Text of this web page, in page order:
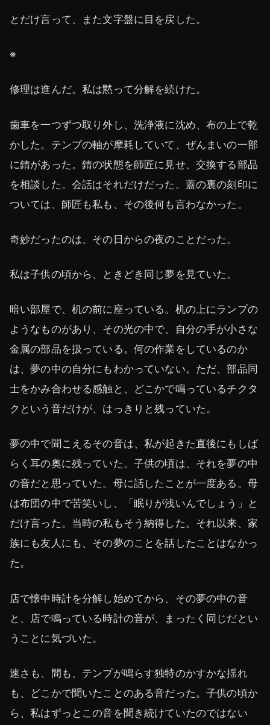
とだけ言って、また文字盤に目を戻した。
※
修理は進んだ。私は黙って分解を続けた。
歯車を一つずつ取り外し、洗浄液に沈め、布の上で乾
かした。テンプの軸が摩耗していて、ぜんまいの一部
に錆があった。錆の状態を師匠に見せ、交換する部品
を相談した。会話はそれだけだった。蓋の裏の刻印に
ついては、師匠も私も、その後何も言わなかった。
奇妙だったのは、その日からの夜のことだった。
私は子供の頃から、ときどき同じ夢を見ていた。
暗い部屋で、机の前に座っている。机の上にランプの
ようなものがあり、その光の中で、自分の手が小さな
金属の部品を扱っている。何の作業をしているのか
は、夢の中の自分にもわかっていない。ただ、部品同
士をかみ合わせる感触と、どこかで鳴っているチクタ
クという音だけが、はっきりと残っていた。
夢の中で聞こえるその音は、私が起きた直後にもしば
らく耳の奥に残っていた。子供の頃は、それを夢の中
の音だと思っていた。母に話したことが一度ある。母
は布団の中で苦笑いし、「眠りが浅いんでしょう」と
だけ言った。当時の私もそう納得した。それ以来、家
族にも友人にも、その夢のことを話したことはなかっ
た。
店で懐中時計を分解し始めてから、その夢の中の音
と、店で鳴っている時計の音が、まったく同じだとい
うことに気づいた。
速さも、間も、テンプが鳴らす独特のかすかな揺れ
も、どこかで聞いたことのある音だった。子供の頃か
ら、私はずっとこの音を聞き続けていたのではない